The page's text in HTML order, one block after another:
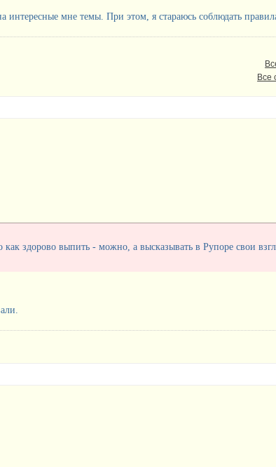
мне темы. При этом, я стараюсь соблюдать
Все
здорово выпить - можно, а высказывать в Рупоре свои